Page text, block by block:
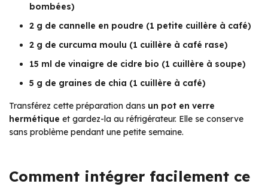
bombées)
2 g de cannelle en poudre (1 petite cuillère à café)
2 g de curcuma moulu (1 cuillère à café rase)
15 ml de vinaigre de cidre bio (1 cuillère à soupe)
5 g de graines de chia (1 cuillère à café)
Transférez cette préparation dans un pot en verre
hermétique et gardez-la au réfrigérateur. Elle se conserve
sans problème pendant une petite semaine.
Comment intégrer facilement ce